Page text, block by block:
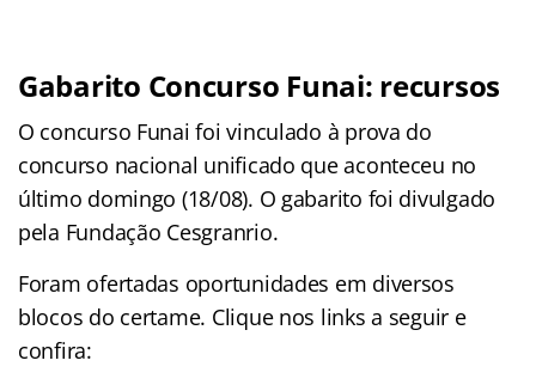
Gabarito Concurso Funai: recursos
O concurso Funai foi vinculado à prova do
concurso nacional unificado que aconteceu no
último domingo (18/08). O gabarito foi divulgado
pela Fundação Cesgranrio.
Foram ofertadas oportunidades em diversos
blocos do certame. Clique nos links a seguir e
confira: